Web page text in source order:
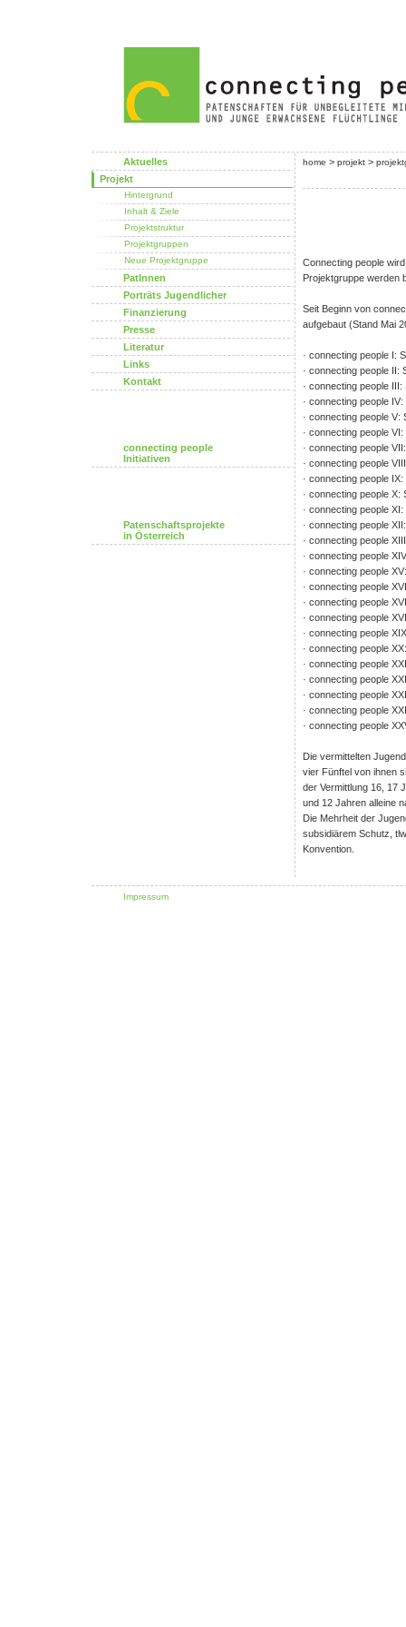
Aktuelles
Projekt
Hintergrund
Inhalt & Ziele
Projektstruktur
Projektgruppen
Neue Projektgruppe
PatInnen
Porträts Jugendlicher
Finanzierung
Presse
Literatur
Links
Kontakt
connecting people
Initiativen
Patenschaftsprojekte
in Österreich
home > projekt >
Connecting people
Projektgruppe werden
Seit Beginn von
aufgebaut (Stand Mai
· connecting people I:
· connecting people II:
· connecting people
· connecting people
· connecting people V:
· connecting people
· connecting people
· connecting people
· connecting people
· connecting people
· connecting people
· connecting people
· connecting people
· connecting people
· connecting people
· connecting people
· connecting people
· connecting people
· connecting people
· connecting people
· connecting people
· connecting people
· connecting people
· connecting people
· connecting people
Die vermittelten
vier Fünftel von ihnen
der Vermittlung 16, 17
und 12 Jahren alleine
Die Mehrheit der
subsidiärem Schutz,
Konvention.
Impressum